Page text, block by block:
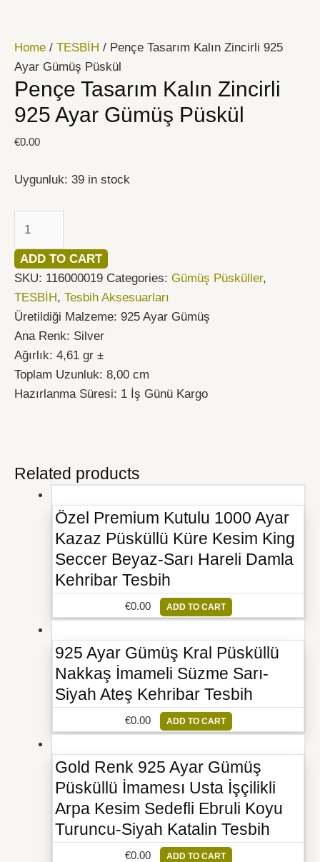
Home / TESBİH / Pençe Tasarım Kalın Zincirli 925
Ayar Gümüş Püskül
Pençe Tasarım Kalın Zincirli
925 Ayar Gümüş Püskül
€0.00
Uygunluk: 39 in stock
Kalın
Zincirli
925
Ayar
Gümüş
Püskül
ADD TO CART
SKU: 116000019 Categories: Gümüş Püsküller,
TESBİH, Tesbih Aksesuarları
Üretildiği Malzeme: 925 Ayar Gümüş
Ana Renk: Silver
Ağırlık: 4,61 gr ±
Toplam Uzunluk: 8,00 cm
Hazırlanma Süresi: 1 İş Günü Kargo
Related products
Özel Premium Kutulu 1000 Ayar
Kazaz Püsküllü Küre Kesim King
Seccer Beyaz-Sarı Hareli Damla
Kehribar Tesbih
€0.00 ADD TO CART
925 Ayar Gümüş Kral Püsküllü
Nakkaş İmameli Süzme Sarı-
Siyah Ateş Kehribar Tesbih
€0.00 ADD TO CART
Gold Renk 925 Ayar Gümüş
Püsküllü İmamesı Usta İşçilikli
Arpa Kesim Sedefli Ebruli Koyu
Turuncu-Siyah Katalin Tesbih
€0.00 ADD TO CART